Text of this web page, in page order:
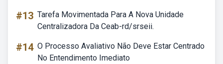
#13 Tarefa Movimentada Para A Nova Unidade
Centralizadora Da Ceab-rd/srseii.
#14 O Processo Avaliativo Não Deve Estar Centrado
No Entendimento Imediato